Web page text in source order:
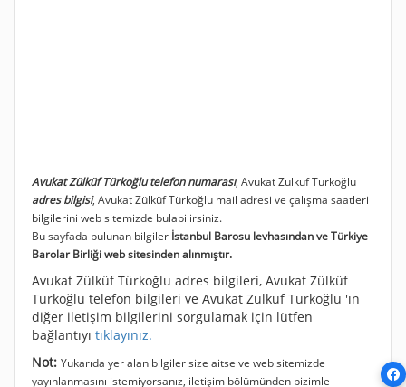
Avukat Zülküf Türkoğlu telefon numarası, Avukat Zülküf Türkoğlu
adres bilgisi, Avukat Zülküf Türkoğlu mail adresi ve çalışma saatleri
bilgilerini web sitemizde bulabilirsiniz.
Bu sayfada bulunan bilgiler İstanbul Barosu levhasından ve Türkiye
Barolar Birliği web sitesinden alınmıştır.
Avukat Zülküf Türkoğlu adres bilgileri, Avukat Zülküf
Türkoğlu telefon bilgileri ve Avukat Zülküf Türkoğlu 'ın
diğer iletişim bilgilerini sorgulamak için lütfen
bağlantıyı tıklayınız.
Not: Yukarıda yer alan bilgiler size aitse ve web sitemizde
yayınlanmasını istemiyorsanız, iletişim bölümünden bizimle